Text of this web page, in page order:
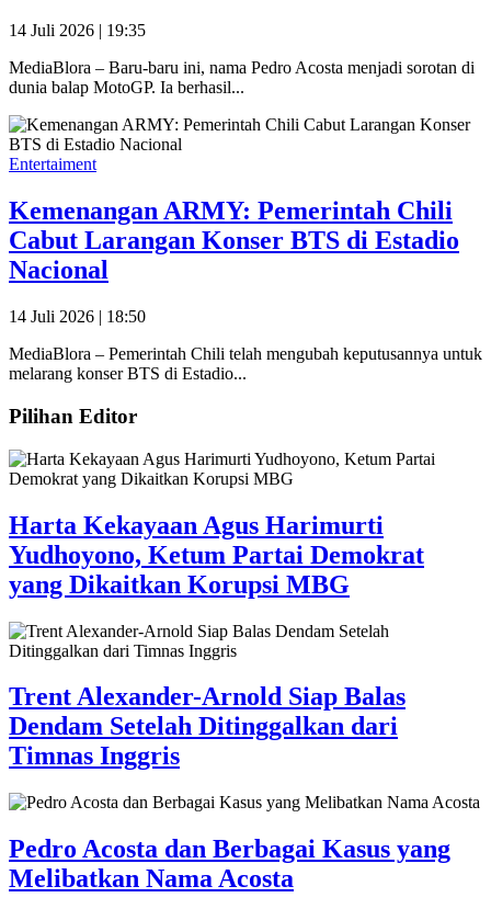
14 Juli 2026 | 19:35
MediaBlora – Baru-baru ini, nama Pedro Acosta menjadi sorotan di
dunia balap MotoGP. Ia berhasil...
Entertaiment
Kemenangan ARMY: Pemerintah Chili
Cabut Larangan Konser BTS di Estadio
Nacional
14 Juli 2026 | 18:50
MediaBlora – Pemerintah Chili telah mengubah keputusannya untuk
melarang konser BTS di Estadio...
Pilihan Editor
Harta Kekayaan Agus Harimurti
Yudhoyono, Ketum Partai Demokrat
yang Dikaitkan Korupsi MBG
Trent Alexander-Arnold Siap Balas
Dendam Setelah Ditinggalkan dari
Timnas Inggris
Pedro Acosta dan Berbagai Kasus yang
Melibatkan Nama Acosta